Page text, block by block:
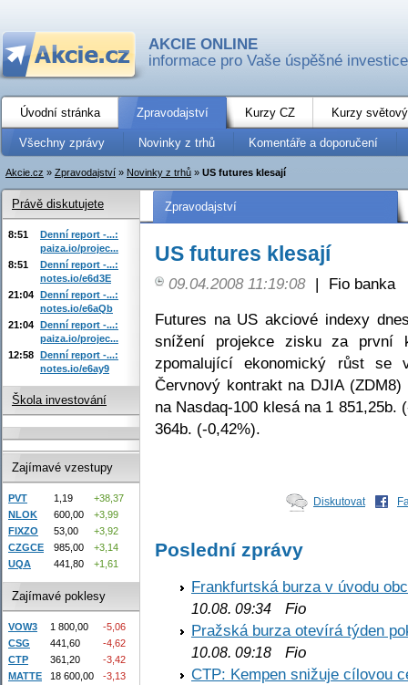
AKCIE ONLINE
informace pro Vaše úspěšné investice
Úvodní stránka Zpravodajství Kurzy CZ Kurzy
Všechny zprávy Novinky z trhů Komentáře a doporučení
Akcie.cz » Zpravodajství » Novinky z trhů » US futures klesají
Zpravodajství
US futures klesají
09.04.2008 11:19:08 |
Fio banka
Futures na US akciové indexy
snížení projekce zisku za první
zpomalující ekonomický růst se
Červnový kontrakt na DJIA
na Nasdaq-100 klesá na 1 851,25b.
364b. (-0,42%).
Diskutovat
Poslední zprávy
Frankfurtská burza v úvodu
10.08. 09:34 Fio
Pražská burza otevírá týden
10.08. 09:18 Fio
CTP: Kempen snižuje cílovou
Právě diskutujete
8:51
Denní report -...:
paiza.io/projec...
8:51
Denní report -...:
notes.io/e6d3E
21:04 Denní report -...:
notes.io/e6aQb
21:04 Denní report -...:
paiza.io/projec...
12:58 Denní report -...:
notes.io/e6ay9
Škola investování
Zajímavé vzestupy
PVT 1,19
+38,37
NLOK
600,00
+3,99
FIXZO
53,00
+3,92
CZGCE
985,00
+3,14
UQA
441,80 +1,61
Zajímavé poklesy
VOW3 1 800,00
-5,06
CSG
441,60
-4,62
CTP
361,20
-3,42
MATTE
18 600,00
-3,13